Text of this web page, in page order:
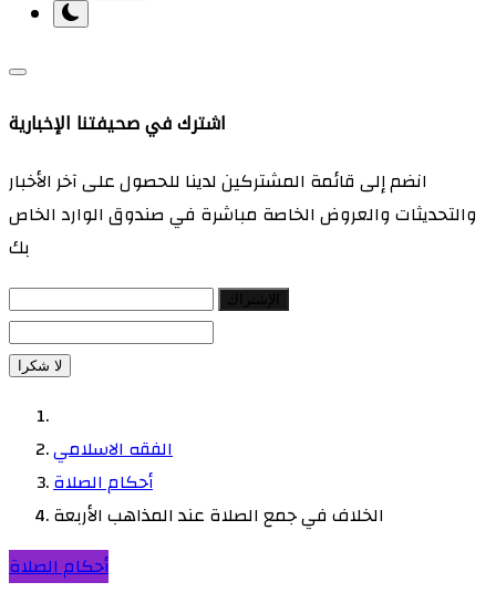
اشترك في صحيفتنا الإخبارية
انضم إلى قائمة المشتركين لدينا للحصول على آخر الأخبار
والتحديثات والعروض الخاصة مباشرة في صندوق الوارد الخاص
بك
لا شكرا
الفقه الاسلامي
أحكام الصلاة
الخلاف في جمع الصلاة عند المذاهب الأربعة
أحكام الصلاة